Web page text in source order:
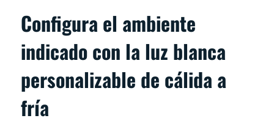
Configura el ambiente
indicado con la luz blanca
personalizable de cálida a
fría